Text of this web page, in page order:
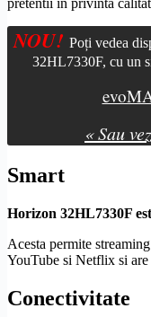
pretentii in privinta
NOU! Poți vedea
32HL7330F, cu un
« Sau
Smart
Horizon 32HL7330F
Acesta permite
YouTube si Netflix si
Conectivitate